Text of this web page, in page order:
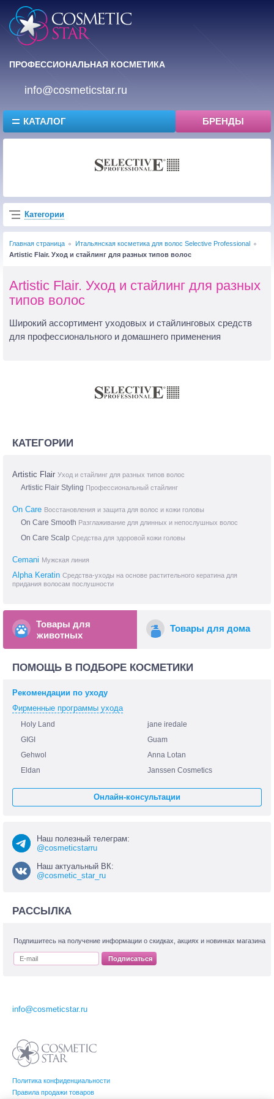
ПРОФЕССИОНАЛЬНАЯ КОСМЕТИКА
info@cosmeticstar.ru
КАТАЛОГ БРЕНДЫ
Категории
Главная страница
Итальянская косметика для волос Selective Professional
Artistic Flair. Уход и стайлинг для разных типов волос
Artistic Flair. Уход и стайлинг для разных
типов волос
Широкий ассортимент уходовых и стайлинговых средств
для профессионального и домашнего применения
КАТЕГОРИИ
Artistic Flair Уход и стайлинг для разных типов волос
Artistic Flair Styling Профессиональный стайлинг
On Care Восстановления и защита для волос и кожи головы
On Care Smooth Разглаживание для длинных и непослушных волос
On Care Scalp Средства для здоровой кожи головы
Cemani Мужская линия
Alpha Keratin Средства-уходы на основе растительного кератина для
придания волосам послушности
Товары для
животных
Товары для дома
ПОМОЩЬ В ПОДБОРЕ КОСМЕТИКИ
Рекомендации по уходу
Фирменные программы ухода
Holy Land
jane iredale
GIGI
Guam
Gehwol
Anna Lotan
Eldan
Janssen Cosmetics
Онлайн-консультации
Наш полезный телеграм:
@cosmeticstarru
Наш актуальный ВК:
@cosmetic_star_ru
РАССЫЛКА
Подпишитесь на получение информации о скидках, акциях и новинках магазина
Подписаться
Политика конфиденциальности
Правила продажи товаров
info@cosmeticstar.ru